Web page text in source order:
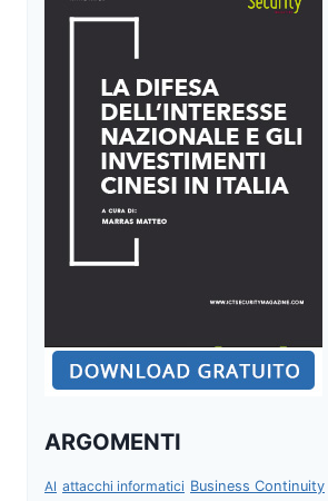
ARGOMENTI
AI attacchi informatici Business Continuity